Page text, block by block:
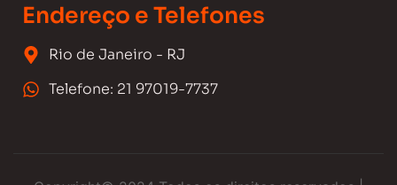
Endereço e Telefones
Rio de Janeiro - RJ
Telefone: 21 97019-7737